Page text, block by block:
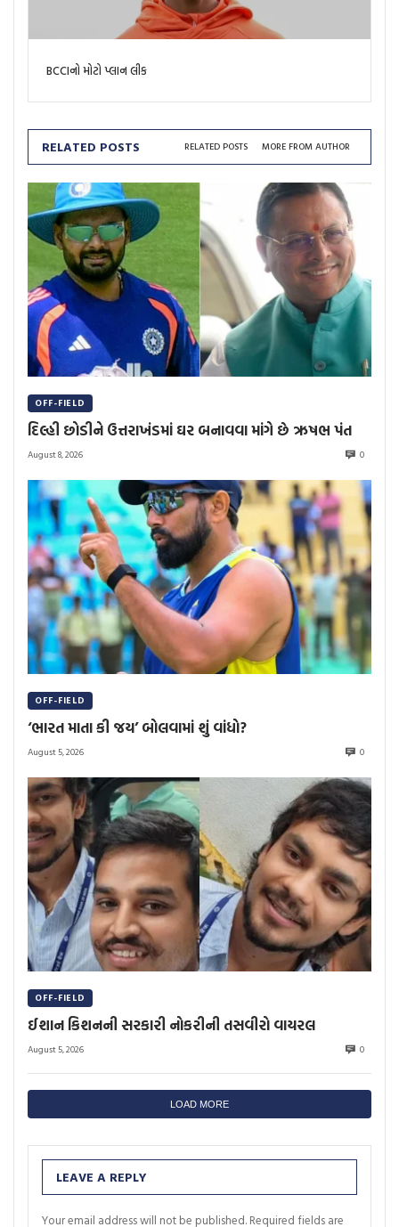
BCCIનો મોટો પ્લાન લીક
RELATED POSTS RELATED POSTS MORE FROM AUTHOR
OFF-FIELD
દિલ્હી છોડીને ઉત્તરાખંડમાં ઘર બનાવવા માંગે છે ઋષભ પંત
August 8, 2026 0
OFF-FIELD
‘ભારત માતા કી જય’ બોલવામાં શું વાંધો?
August 5, 2026 0
OFF-FIELD
ઈશાન કિશનની સરકારી નોકરીની તસવીરો વાયરલ
August 5, 2026 0
LOAD MORE
LEAVE A REPLY
Your email address will not be published. Required fields are